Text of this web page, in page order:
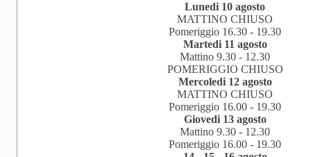
Lunedi 10 agosto
MATTINO CHIUSO
Pomeriggio 16.30 - 19.30
Martedi 11 agosto
Mattino 9.30 - 12.30
POMERIGGIO CHIUSO
Mercoledi 12 agosto
MATTINO CHIUSO
Pomeriggio 16.00 - 19.30
Giovedi 13 agosto
Mattino 9.30 - 12.30
Pomeriggio 16.00 - 19.30